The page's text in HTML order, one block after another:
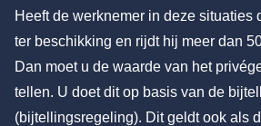
Heeft de werknemer in deze situaties
ter beschikking en rijdt hij meer dan
Dan moet u de waarde van het
tellen. U doet dit op basis van de
(bijtellingsregeling). Dit geldt ook als